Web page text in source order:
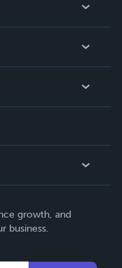
growth, and
business.